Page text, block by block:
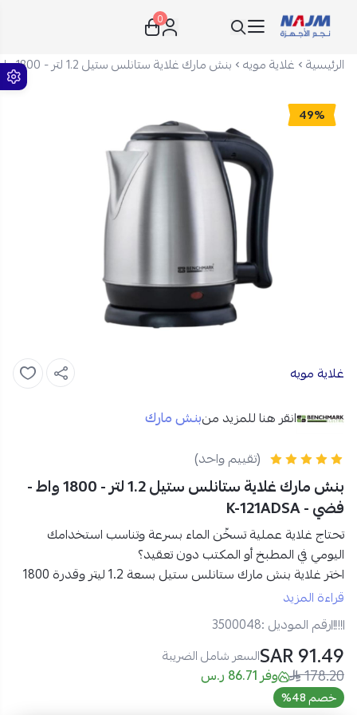
نجم الأجهزة
0
الرئيسية غلاية مويه بنش مارك غلاية ستانلس ستيل 1.2 لتر - 1800 واط - فضي - K-121ADSA
49%
غلاية مويه
انقر هنا للمزيد منبنش مارك
(تقييم واحد)
بنش مارك غلاية ستانلس ستيل 1.2 لتر - 1800 واط -
فضي - K-121ADSA
تحتاج غلاية عملية تسخّن الماء بسرعة وتناسب استخدامك
اليومي في المطبخ أو المكتب دون تعقيد؟
اختر
غلاية بنش مارك ستانلس ستيل بسعة 1.2 ليتر وقدرة 1800
واطلتجربة تسخين سريعة وآمنة، مع
بسيط يلبّي احتياجاتك اليومية بكفاءة.
مواصفات غلاية كهربائية بنش مارك 1800 واط – فضي:
العلامة التجارية:بنش مارك
الموديل:K-121ADSA
قراءة المزيد
رقم الموديل :3500048
91.49 SAR السعر شامل الضريبة
178.20 وفر 86.71 ر.س
خصم 48%